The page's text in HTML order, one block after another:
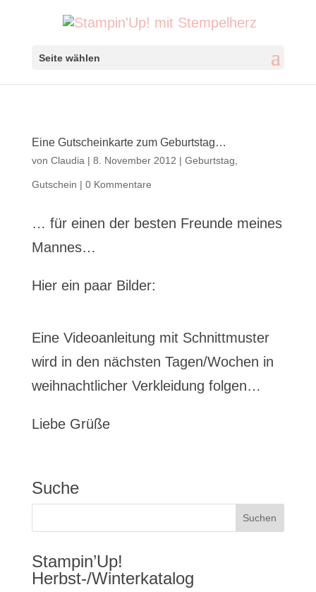
Seite wählen
Eine Gutscheinkarte zum Geburtstag…
von Claudia | 8. November 2012 | Geburtstag
Gutschein | 0 Kommentare
… für einen der besten Freunde meines
Mannes…
Hier ein paar Bilder:
Eine Videoanleitung mit Schnittmuster
wird in den nächsten Tagen/Wochen in
weihnachtlicher Verkleidung folgen…
Liebe Grüße
Suche
Stampin’Up!
Herbst-/Winterkatalog